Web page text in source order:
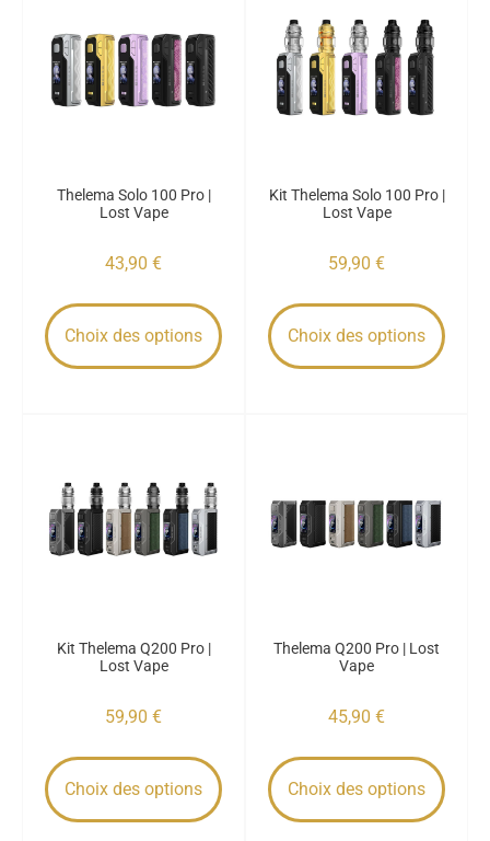
Thelema Solo 100 Pro |
Lost Vape
43,90 €
Choix des options
Kit Thelema Solo 100 Pro |
Lost Vape
59,90 €
Choix des options
Kit Thelema Q200 Pro |
Lost Vape
59,90 €
Choix des options
Thelema Q200 Pro | Lost
Vape
45,90 €
Choix des options